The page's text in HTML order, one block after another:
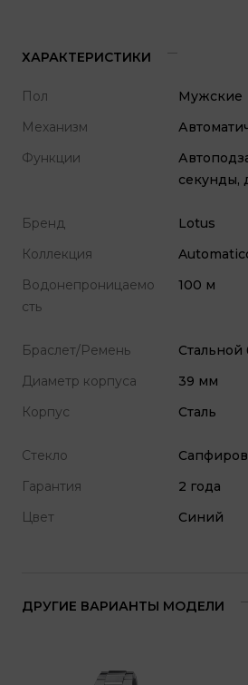
ХАРАКТЕРИСТИКИ
Пол
Мужские
Механизм
Функции
секунды,
Бренд
Lotus
Коллекция
Водонепроницаемо
сть
100 м
Браслет/Ремень
Стальной
Диаметр корпуса
39 мм
Корпус
Сталь
Стекло
Гарантия
2 года
Цвет
Синий
ДРУГИЕ ВАРИАНТЫ МОДЕЛИ